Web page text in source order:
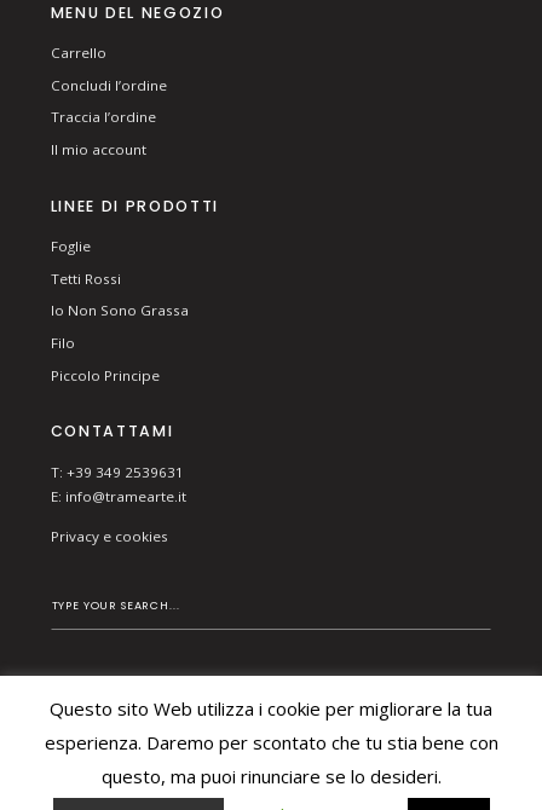
MENU DEL NEGOZIO
Carrello
Concludi l’ordine
Traccia l’ordine
Il mio account
LINEE DI PRODOTTI
Foglie
Tetti Rossi
Io Non Sono Grassa
Filo
Piccolo Principe
CONTATTAMI
T: +39 349 2539631
E: info@tramearte.it
Privacy e cookies
© 2026 TRAME ARTE DI BESCHI CHIARA. ALL RIGHTS
RESERVED.
Questo sito Web utilizza i cookie per migliorare la tua
esperienza. Daremo per scontato che tu stia bene con
questo, ma puoi rinunciare se lo desideri.